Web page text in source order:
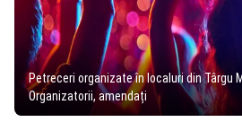
Petreceri organizate în localuri din Târgu
Organizatorii, amendați